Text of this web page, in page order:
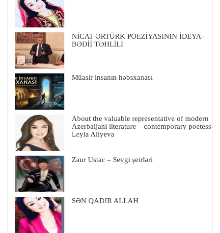
NİCAT ƏRTÜRK POEZİYASININ İDEYA-
BƏDİİ TƏHLİLİ
Müasir insanın həbsxanası
About the valuable representative of modern
Azerbaijani literature – contemporary poetess
Leyla Aliyeva
Zaur Ustac – Sevgi şeirləri
SƏN QADIR ALLAH